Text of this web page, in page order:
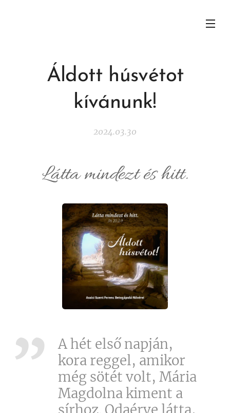
Áldott húsvétot
kívánunk!
2024.03.30
Látta mindezt és hitt.
A hét első napján,
kora reggel, amikor
még sötét volt, Mária
Magdolna kiment a